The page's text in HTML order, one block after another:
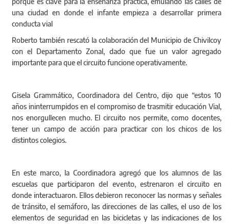
una ciudad en donde el infante empieza a desarrollar primera
conducta vial
Roberto también rescató la colaboración del Municipio de Chivilcoy
con el Departamento Zonal, dado que fue un valor agregado
importante para que el circuito funcione operativamente.
Gisela Grammático, Coordinadora del Centro, dijo que “estos 10
años ininterrumpidos en el compromiso de trasmitir educación Vial,
nos enorgullecen mucho. El circuito nos permite, como docentes,
tener un campo de acción para practicar con los chicos de los
distintos colegios.
En este marco, la Coordinadora agregó que los alumnos de las
escuelas que participaron del evento, estrenaron el circuito en
donde interactuaron. Ellos debieron reconocer las normas y señales
de tránsito, el semáforo, las direcciones de las calles, el uso de los
elementos de seguridad en las bicicletas y las indicaciones de los